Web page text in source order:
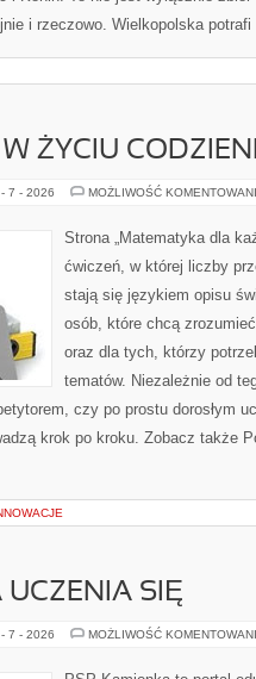
i rzeczowo. Wielkopolska
ŻYCIU
7 - 2026 MOŻLIWOŚĆ
Strona „Matematyka dla
ćwiczeń, w której liczby
stają się językiem opisu
osób, które chcą
oraz dla tych, którzy
tematów. Niezależnie od
czy po prostu dorosłym
krok po kroku. Zobacz także
UCZENIA SIĘ
7 - 2026 MOŻLIWOŚĆ